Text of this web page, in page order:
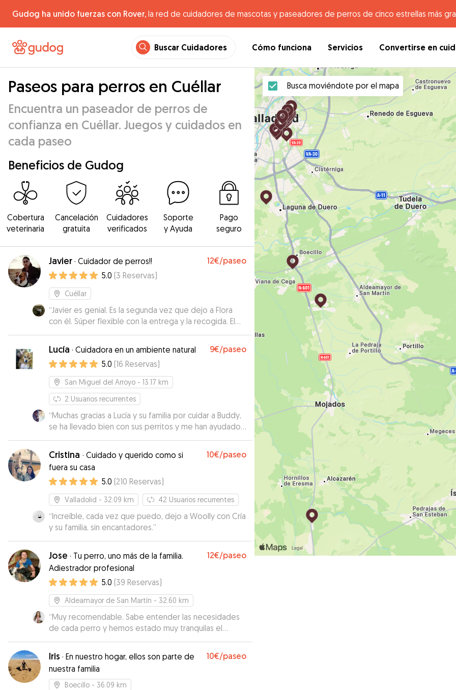
Gudog ha unido fuerzas con Rover, la red de cuidadores de mascotas y paseadores de perros de cinco estrellas más
Buscar Cuidadores Cómo funciona Servicios Convertirse en
Paseos para perros en Cuéllar
Encuentra un paseador de perros de
confianza en Cuéllar. Juegos y cuidados en
cada paseo
Beneficios de Gudog
Cobertura
veterinaria
Cancelación
gratuita
Cuidadores
verificados
Soporte
y Ayuda
Pago
seguro
Javier · Cuidador de perros!! 12€/paseo
5.0 (3 Reservas)
Cuéllar
“Javier es genial. Es la segunda vez que dejo a Flora
con él. Súper flexible con la entrega y la recogida. El
segundo día ya Flora se iba con él sin problemas!”
Lucía · Cuidadora en un ambiente natural 9€/paseo
5.0 (16 Reservas)
San Miguel del Arroyo - 13.17 km
2 Usuarios recurrentes
“Muchas gracias a Lucía y su familia por cuidar a Buddy,
se ha llevado bien con sus perritos y me han ayudado
con la gestión de buddy y su gatito asiq contenta,
repetiremos!
Cristina · Cuidado y querido como si
fuera su casa
10€/paseo
5.0 (210 Reservas)
Valladolid - 32.09 km 42 Usuarios recurrentes
“Increíble, cada vez que puedo, dejo a Woolly con Cría
y su familia, sin encantadores.”
Jose · Tu perro, uno más de la familia.
Adiestrador profesional
12€/paseo
5.0 (39 Reservas)
Aldeamayor de San Martín - 32.60 km
“Muy recomendable. Sabe entender las necesidades
de cada perro y hemos estado muy tranquilas el
tiempo que nuestros perros han estado con él ya que
además te mantiene informada. Los perros han vuelto
agotados de tanto jugar.”
Iris · En nuestro hogar, ellos son parte de
nuestra familia
10€/paseo
Boecillo - 36.09 km
Busca moviéndote por el mapa